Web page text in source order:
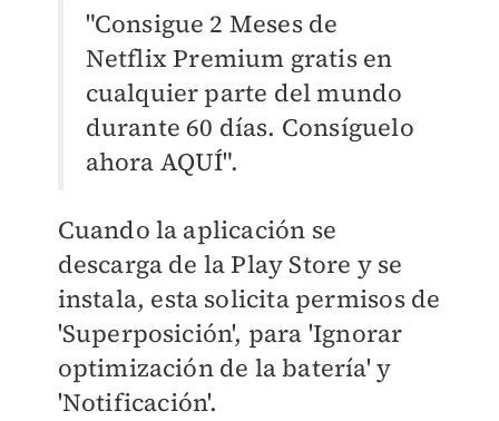
"Consigue 2 Meses de
Netflix Premium gratis en
cualquier parte del mundo
durante 60 días. Consíguelo
ahora AQUÍ".
Cuando la aplicación se
descarga de la Play Store y se
instala, esta solicita permisos de
'Superposición', para 'Ignorar
optimización de la batería' y
'Notificación'.